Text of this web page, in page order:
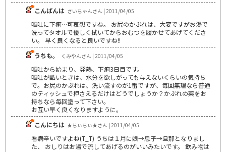
こんばんは さいちゃんさん | 2011/04/05
嘔吐に下痢…可哀想ですね。 お尻のかぶれは、大変ですがお湯で
洗ってタオルで優しく拭いてからおむつを履かせてあげてくださ
い。 早く良くなると良いですね!!
うちも。
くみやんさん | 2011/04/05
嘔吐から始まり、発熱、下痢3日目です。
嘔吐が酷いときは、水分を欲しがっても与えないくらいの気持ち
で。お尻のかぶれは、洗い流すのが1番ですが、毎回無理なら普通
のティッシュで押さえるだけはどうでしょうか？かぶれの薬をお
持ちなら毎回塗って下さい。
お互い早く良くなりますように。
こんにちは ★ちぃちぃ★さん | 2011/04/05
看病辛いですよね(T_T) うちは１月に娘→息子→旦那となりまし
た、 おしりはお湯で流してあげるのがいいみたいです。 飲み物は